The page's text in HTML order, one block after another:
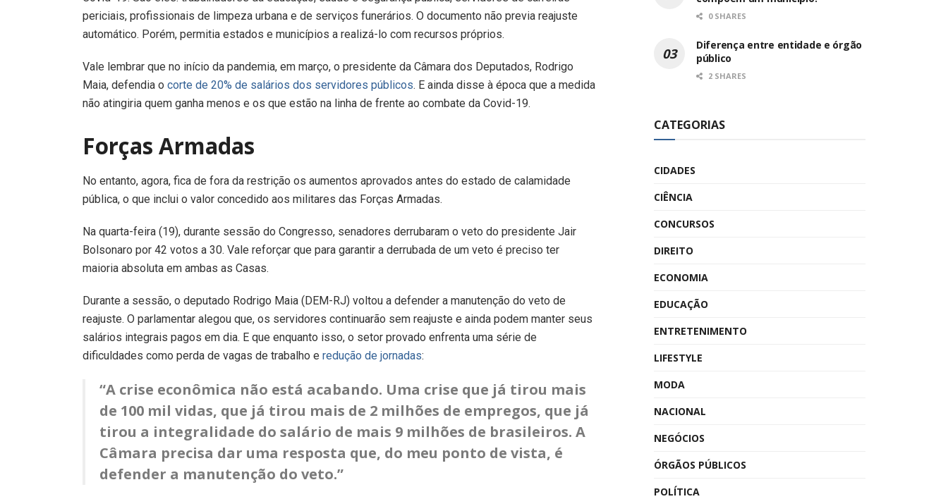
periciais, profissionais de limpeza urbana e de serviços funerários. O documento não previa reajuste
automático. Porém, permitia estados e municípios a realizá-lo com recursos próprios.
Vale lembrar que no início da pandemia, em março, o presidente da Câmara dos Deputados, Rodrigo
Maia, defendia o corte de 20% de salários dos servidores públicos. E ainda disse à época que a medida
não atingiria quem ganha menos e os que estão na linha de frente ao combate da Covid-19.
Forças Armadas
No entanto, agora, fica de fora da restrição os aumentos aprovados antes do estado de calamidade
pública, o que inclui o valor concedido aos militares das Forças Armadas.
Na quarta-feira (19), durante sessão do Congresso, senadores derrubaram o veto do presidente Jair
Bolsonaro por 42 votos a 30. Vale reforçar que para garantir a derrubada de um veto é preciso ter
maioria absoluta em ambas as Casas.
Durante a sessão, o deputado Rodrigo Maia (DEM-RJ) voltou a defender a manutenção do veto de
reajuste. O parlamentar alegou que, os servidores continuarão sem reajuste e ainda podem manter seus
salários integrais pagos em dia. E que enquanto isso, o setor provado enfrenta uma série de
dificuldades como perda de vagas de trabalho e redução de jornadas:
“A crise econômica não está acabando. Uma crise que já tirou mais
de 100 mil vidas, que já tirou mais de 2 milhões de empregos, que já
tirou a integralidade do salário de mais 9 milhões de brasileiros. A
Câmara precisa dar uma resposta que, do meu ponto de vista, é
defender a manutenção do veto.”
0 SHARES
Diferença entre entidade e órgão
público
2 SHARES
CATEGORIAS
CIDADES
CIÊNCIA
CONCURSOS
DIREITO
ECONOMIA
EDUCAÇÃO
ENTRETENIMENTO
LIFESTYLE
MODA
NACIONAL
NEGÓCIOS
ÓRGÃOS PÚBLICOS
POLÍTICA